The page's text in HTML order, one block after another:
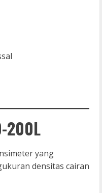
200L
yang
densitas cairan